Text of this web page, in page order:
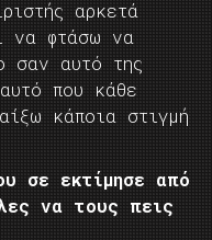
αρκετά
να φτάσω να
σαν αυτό της
που κάθε
κάποια στιγμή
σε εκτίμησε από
να τους πεις